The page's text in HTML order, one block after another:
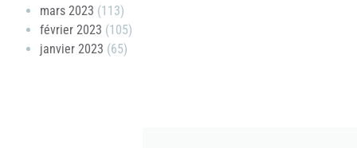
mars 2023 (113)
février 2023 (105)
janvier 2023 (65)